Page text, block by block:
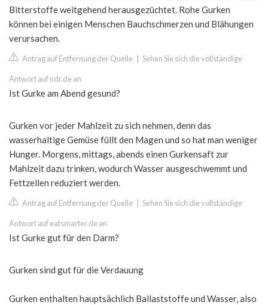
Bitterstoffe weitgehend herausgezüchtet. Rohe Gurken
können bei einigen Menschen Bauchschmerzen und Blähungen
verursachen.
Antrag auf Entfernung der Quelle Sehen Sie sich die vollständige
Antwort auf ndr.de an
Ist Gurke am Abend gesund?
Gurken vor jeder Mahlzeit zu sich nehmen, denn das
wasserhaltige Gemüse füllt den Magen und so hat man weniger
Hunger. Morgens, mittags, abends einen Gurkensaft zur
Mahlzeit dazu trinken, wodurch Wasser ausgeschwemmt und
Fettzellen reduziert werden.
Antrag auf Entfernung der Quelle Sehen Sie sich die vollständige
Antwort auf eatsmarter.de an
Ist Gurke gut für den Darm?
Gurken sind gut für die Verdauung
Gurken enthalten hauptsächlich Ballaststoffe und Wasser, also